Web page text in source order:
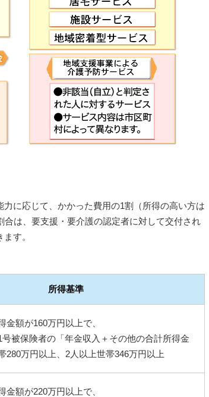
に応じて、かかった費用の1割（所得の高い方は
は、要支援・要介護の認定者に対して交付され
す。
所得基準
額が160万円以上で、
被保険者の「年金収入＋その他の合計所得金
280万円以上、2人以上世帯346万円以上
額が220万円以上で、